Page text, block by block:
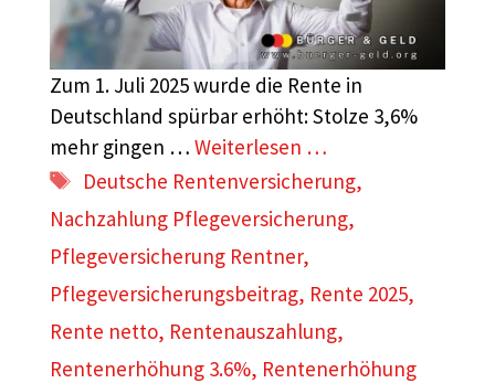
Zum 1. Juli 2025 wurde die Rente in
Deutschland spürbar erhöht: Stolze 3,6%
mehr gingen … Weiterlesen …
Schlagwörter
Deutsche Rentenversicherung,
Nachzahlung Pflegeversicherung,
Pflegeversicherung Rentner,
Pflegeversicherungsbeitrag, Rente 2025,
Rente netto, Rentenauszahlung,
Rentenerhöhung 3.6%, Rentenerhöhung